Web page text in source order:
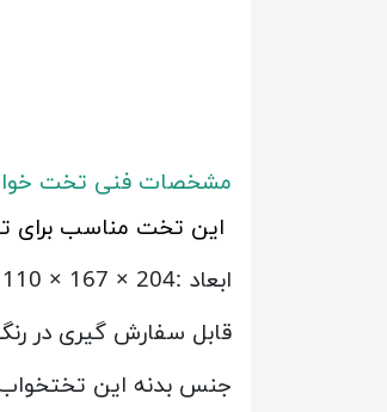
مشخصات فنی تخت
این تخت مناسب برای تشک دو
ابعاد :204 × 167 × 110 سانتی متر
قابل سفارش گیری در
جنس بدنه این